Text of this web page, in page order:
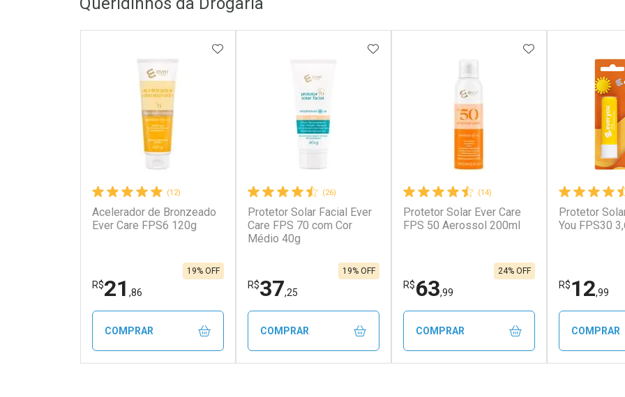
(12)
Acelerador de Bronzeado
Ever Care FPS6 120g
R$21 ,86
19% OFF
ADICIONAR AOS FAVORITOS
COMPRAR
(26)
Protetor Solar Facial Ever
Care FPS 70 com Cor
Médio 40g
R$37,25
19% OFF
ADICIONAR AOS FAVORITOS
COMPRAR
(14)
Protetor Solar Ever Care
FPS 50 Aerossol 200ml
R$63,99
24% OFF
ADICIONAR AOS
COMPRAR
Protetor
You FPS30
R$12,99
COMPRAR